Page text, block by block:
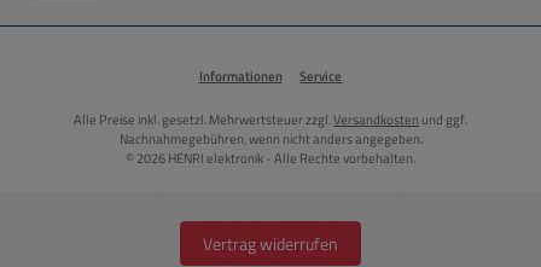
Informationen Service
Alle Preise inkl. gesetzl. Mehrwertsteuer zzgl.Versandkosten und ggf.
Nachnahmegebühren, wenn nicht anders angegeben.
© 2026 HENRI elektronik - Alle Rechte vorbehalten.
Vertrag widerrufen